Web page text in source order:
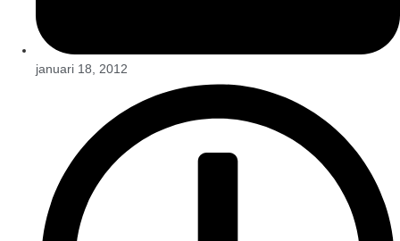
januari 18, 2012